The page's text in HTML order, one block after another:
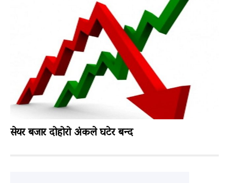
सेयर बजार दोहोरो अंकले घटेर बन्द